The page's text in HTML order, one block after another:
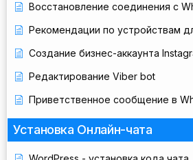
Восстановление соединения с
Рекомендации по устройствам
Создание бизнес-аккаунта
Редактирование Viber bot
Приветственное сообщение в
Установка Онлайн-чата